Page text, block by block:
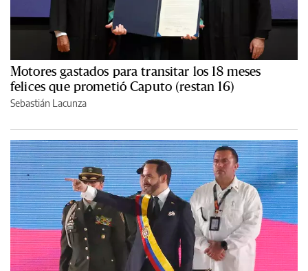
Motores gastados para transitar los 18 meses
felices que prometió Caputo (restan 16)
Sebastián Lacunza